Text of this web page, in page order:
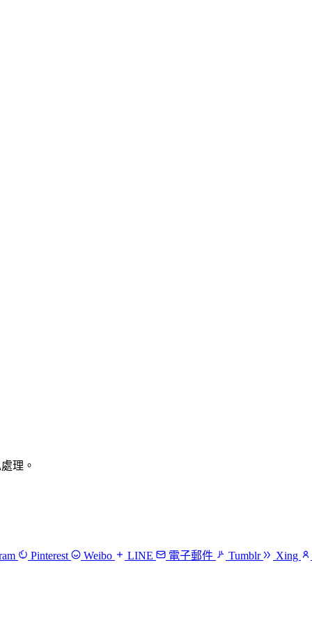
理。
Pinterest Weibo LINE 電子郵件 Tumblr Xing